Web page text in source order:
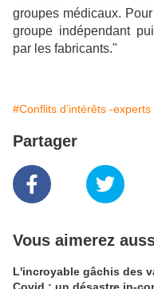
groupes médicaux.
groupe indépendant
par les fabricants."
#Conflits d’intérêts -experts
Partager
Vous aimerez
L'incroyable gâchis des